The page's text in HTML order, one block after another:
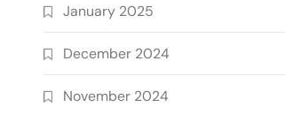
January 2025
December 2024
November 2024